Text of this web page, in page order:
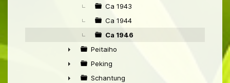
Ca 1943
Ca 1944
Ca 1946
►
Peitaiho
►
Peking
Schantung